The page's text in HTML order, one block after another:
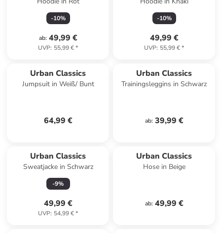
-10%
ab: 49,99 €
UVP: 55,99 €*
-10%
49,99 €
UVP: 55,99 €*
Urban Classics
Jumpsuit in Weiß/ Bunt
64,99 €
Urban Classics
Trainingsleggins in Schwarz
ab: 39,99 €
Urban Classics
Sweatjacke in Schwarz
-9%
49,99 €
UVP: 54,99 €*
Urban Classics
Hose in Beige
ab: 49,99 €